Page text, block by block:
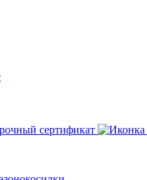
сертификат